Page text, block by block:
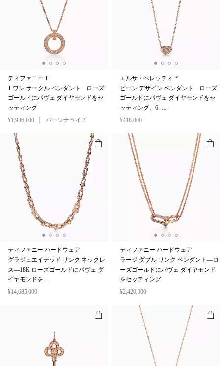
ティファニー T
T ワン サークル ペンダント—ローズ
ゴールドにパヴェ ダイヤモンドをセ
ッティング
¥1,936,000
パーソナライズ
エルサ・ペレッティ™
ビーン デザイン ペンダント—ローズ
ゴールドにパヴェ ダイヤモンドをセ
ッティング、6. …
¥418,000
ティファニー ハードウェア
グラジュエイテッド リンク ネックレ
ス—18K ローズゴールドにパヴェ ダ
イヤモンドを …
¥14,685,000
ティファニー ハードウェア
ラージ ダブル リンク ペンダント—ロ
ーズゴールドにパヴェ ダイヤモンド
をセッティング
¥2,420,000